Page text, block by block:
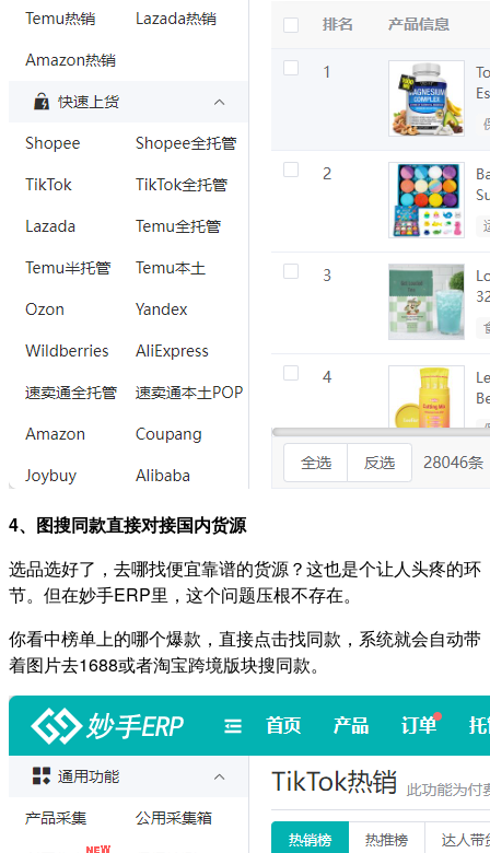
4、图搜同款直接对接国内货源
选品选好了，去哪找便宜靠谱的货源？这也是个让人头疼的环
节。但在妙手ERP里，这个问题压根不存在。
你看中榜单上的哪个爆款，直接点击找同款，系统就会自动带
着图片去1688或者淘宝跨境版块搜同款。